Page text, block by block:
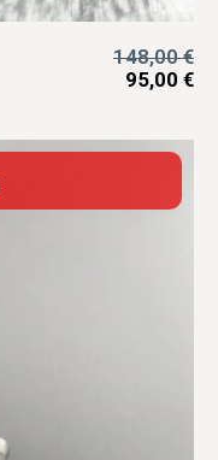
148,00€
95,00 €